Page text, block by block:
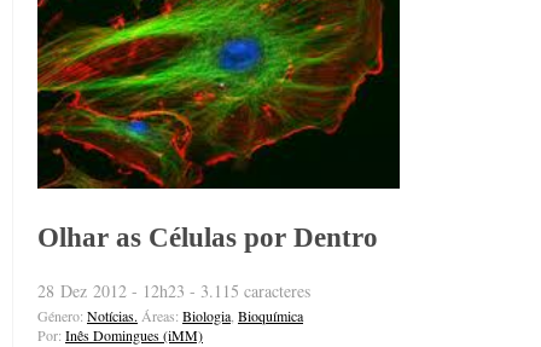
Olhar as Células por Dentro
28 Dez 2012 - 12h23 - 3.115 caracteres
Género: Notícias. Áreas: Biologia, Bioquímica
Por: Inês Domingues (iMM)